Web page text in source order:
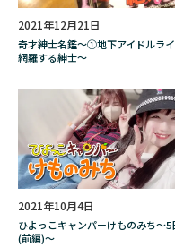
鎌倉
関暁夫
電子タバコ
電
革職人
須田
飛行機
香り
高円寺
高尾山
鬼太郎誕生
魔
魔女が教える秘密
2021年12月21日
奇才紳士名鑑～①地下アイドルラ
網羅する紳士～
2021年10月4日
ひよっこキャンパーけものみち〜5
(前編)〜